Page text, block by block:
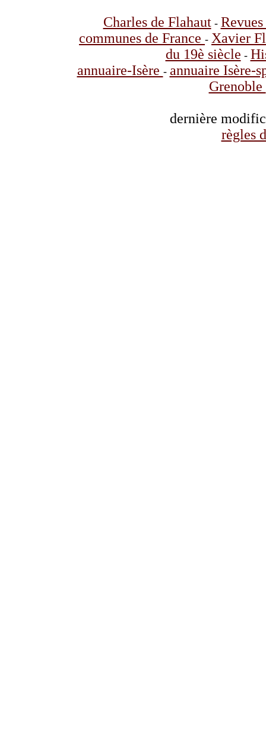
Charles de Flahaut-
communes de France - Xavier
du 19è siècle -
annuaire-Isère - annuaire Isère-
Grenoble
dernière
règles